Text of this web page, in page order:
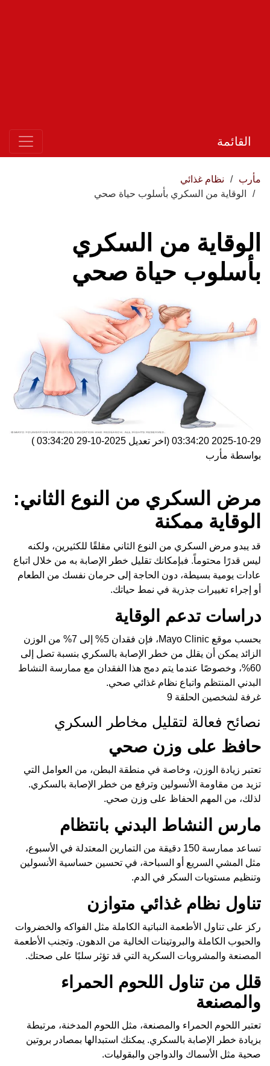
القائمة
مأرب
نظام غذائي
الوقاية من السكري بأسلوب حياة صحي
الوقاية من السكري
بأسلوب حياة صحي
2025-10-29 03:34:20 (اخر تعديل 2025-10-29 03:34:20
)
بواسطة مأرب
مرض السكري من النوع الثاني:
الوقاية ممكنة
قد يبدو مرض السكري من النوع الثاني مقلقًا للكثيرين، ولكنه
ليس قدرًا محتوماً. فبإمكانك تقليل خطر الإصابة به من خلال اتباع
عادات يومية بسيطة، دون الحاجة إلى حرمان نفسك من الطعام
أو إجراء تغييرات جذرية في نمط حياتك.
دراسات تدعم الوقاية
بحسب موقع Mayo Clinic، فإن فقدان 5% إلى 7% من الوزن
الزائد يمكن أن يقلل من خطر الإصابة بالسكري بنسبة تصل إلى
60%، وخصوصًا عندما يتم دمج هذا الفقدان مع ممارسة النشاط
البدني المنتظم واتباع نظام غذائي صحي.
غرفة لشخصين الحلقة 9
نصائح فعالة لتقليل مخاطر السكري
حافظ على وزن صحي
تعتبر زيادة الوزن، وخاصة في منطقة البطن، من العوامل التي
تزيد من مقاومة الأنسولين وترفع من خطر الإصابة بالسكري.
لذلك، من المهم الحفاظ على وزن صحي.
مارس النشاط البدني بانتظام
تساعد ممارسة 150 دقيقة من التمارين المعتدلة في الأسبوع،
مثل المشي السريع أو السباحة، في تحسين حساسية الأنسولين
وتنظيم مستويات السكر في الدم.
تناول نظام غذائي متوازن
ركز على تناول الأطعمة النباتية الكاملة مثل الفواكه والخضروات
والحبوب الكاملة والبروتينات الخالية من الدهون. وتجنب الأطعمة
المصنعة والمشروبات السكرية التي قد تؤثر سلبًا على صحتك.
قلل من تناول اللحوم الحمراء
والمصنعة
تعتبر اللحوم الحمراء والمصنعة، مثل اللحوم المدخنة، مرتبطة
بزيادة خطر الإصابة بالسكري. يمكنك استبدالها بمصادر بروتين
صحية مثل الأسماك والدواجن والبقوليات.